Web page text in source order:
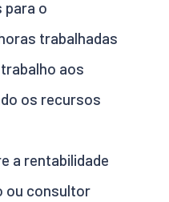
para o
trabalhadas
aos
os recursos
a rentabilidade
ou consultor